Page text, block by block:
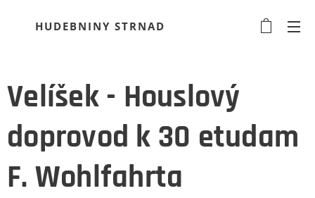
HUDEBNINY STRNAD
Velíšek - Houslový
doprovod k 30 etudam
F. Wohlfahrta